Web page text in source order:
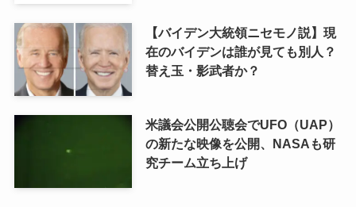
【バイデン大統領ニセモノ説】現
在のバイデンは誰が見ても別人？
替え玉・影武者か？
米議会公開公聴会でUFO（UAP）
の新たな映像を公開、NASAも研
究チーム立ち上げ